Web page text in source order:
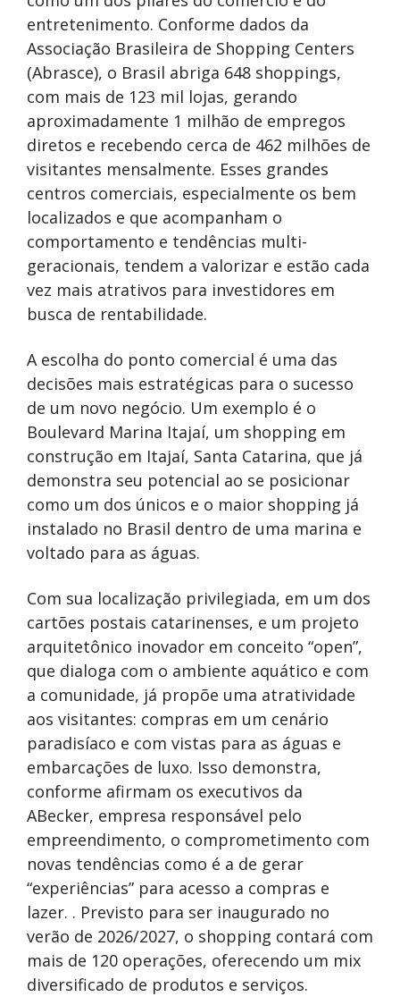
entretenimento. Conforme dados da
Associação Brasileira de Shopping Centers
(Abrasce), o Brasil abriga 648 shoppings,
com mais de 123 mil lojas, gerando
aproximadamente 1 milhão de empregos
diretos e recebendo cerca de 462 milhões de
visitantes mensalmente. Esses grandes
centros comerciais, especialmente os bem
localizados e que acompanham o
comportamento e tendências multi-
geracionais, tendem a valorizar e estão cada
vez mais atrativos para investidores em
busca de rentabilidade.
A escolha do ponto comercial é uma das
decisões mais estratégicas para o sucesso
de um novo negócio. Um exemplo é o
Boulevard Marina Itajaí, um shopping em
construção em Itajaí, Santa Catarina, que já
demonstra seu potencial ao se posicionar
como um dos únicos e o maior shopping já
instalado no Brasil dentro de uma marina e
voltado para as águas.
Com sua localização privilegiada, em um dos
cartões postais catarinenses, e um projeto
arquitetônico inovador em conceito “open”,
que dialoga com o ambiente aquático e com
a comunidade, já propõe uma atratividade
aos visitantes: compras em um cenário
paradisíaco e com vistas para as águas e
embarcações de luxo. Isso demonstra,
conforme afirmam os executivos da
ABecker, empresa responsável pelo
empreendimento, o comprometimento com
novas tendências como é a de gerar
“experiências” para acesso a compras e
lazer. . Previsto para ser inaugurado no
verão de 2026/2027, o shopping contará com
mais de 120 operações, oferecendo um mix
diversificado de produtos e serviços.